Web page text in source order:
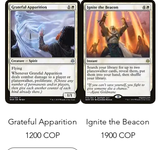
Grateful Apparition
Precio
1200 COP
Ignite the Beacon
Precio
1900 COP